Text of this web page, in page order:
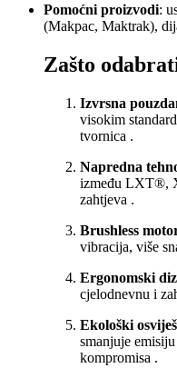
Pomoćni proizvodi:
(Makpac, Maktrak),
Zašto
Izvrsna
visokim
tvornica .
Napredna
između LXT®,
zahtjeva .
Brushless
vibracija, više
Ergonomski
cjelodnevnu i
Ekološki
smanjuje
kompromisa .